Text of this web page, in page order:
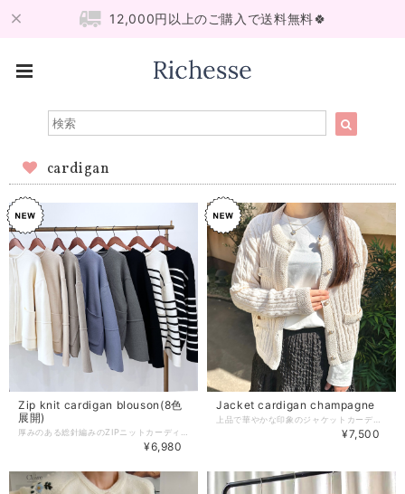
12,000円以上のご購入で送料無料🍀
cardigan
Zip knit cardigan blouson(8色
展開)
¥6,980
Jacket cardigan champagne
¥7,500